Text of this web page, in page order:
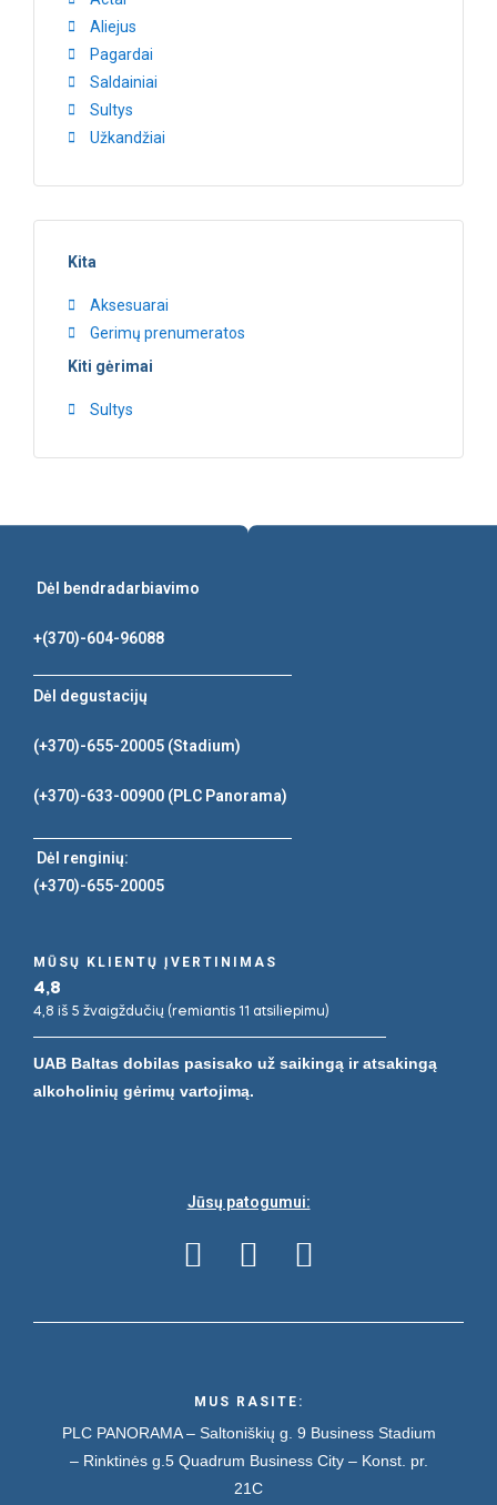
Aliejus
Pagardai
Saldainiai
Sultys
Užkandžiai
Kita
Aksesuarai
Gerimų prenumeratos
Kiti gėrimai
Sultys
Dėl bendradarbiavimo
+(370)-604-96088
Dėl degustacijų
(+370)-655-20005 (Stadium)
(+370)-633-00900 (PLC Panorama)
Dėl renginių:
(+370)-655-20005
MŪSŲ KLIENTŲ ĮVERTINIMAS
4,8
4,8 iš 5 žvaigždučių (remiantis 11 atsiliepimu)
UAB Baltas dobilas pasisako už saikingą ir atsakingą
alkoholinių gėrimų vartojimą.
Jūsų patogumui:
MUS RASITE:
PLC PANORAMA – Saltoniškių g. 9 Business Stadium
– Rinktinės g.5 Quadrum Business City – Konst. pr.
21C